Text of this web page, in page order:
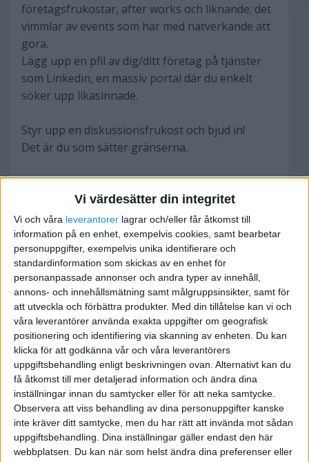
Vi värdesätter din integritet
Vi och våra leverantorer lagrar och/eller får åtkomst till
information på en enhet, exempelvis cookies, samt bearbetar
personuppgifter, exempelvis unika identifierare och
standardinformation som skickas av en enhet för
personanpassade annonser och andra typer av innehåll,
annons- och innehållsmätning samt målgruppsinsikter, samt för
att utveckla och förbättra produkter. Med din tillåtelse kan vi och
våra leverantörer använda exakta uppgifter om geografisk
positionering och identifiering via skanning av enheten. Du kan
klicka för att godkänna vår och våra leverantörers
uppgiftsbehandling enligt beskrivningen ovan. Alternativt kan du
få åtkomst till mer detaljerad information och ändra dina
inställningar innan du samtycker eller för att neka samtycke.
Observera att viss behandling av dina personuppgifter kanske
inte kräver ditt samtycke, men du har rätt att invända mot sådan
uppgiftsbehandling. Dina inställningar gäller endast den här
webbplatsen. Du kan när som helst ändra dina preferenser eller
företagsfrukostar, after works och liknande; det
vimmlar av events som har med nätverkande att
göra.
Lägg upp en pfil av dig/ditt företag på tjänster
som Linkedin, en massiv portal där du enkelt
söker upp likasinnade.
Styr upp en diskussionsfrukost och bjud in!
Det är du som sätter gränserna.
Lycka till!
Expert på telefonväxlarochtelefonilösningar
Jontz
2010-08-10 09:13
På Facebook har jag hittat en hel del människor
som håller på med samma grejer som jag gör.
Om du gillar, låt säga bakning, gör en grupp som
heter bakning. Alla som gillar bakning går med i
denna grupp. Lär känna personerna.